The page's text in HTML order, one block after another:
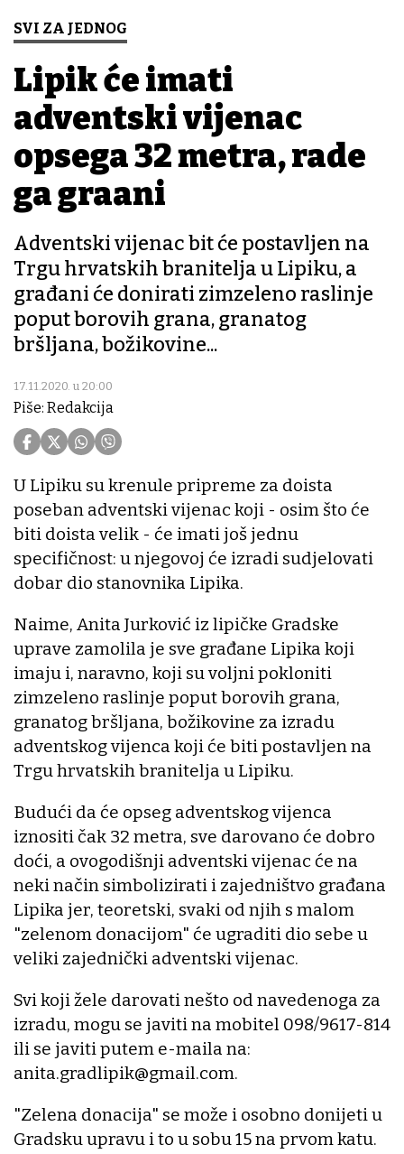
SVI ZA JEDNOG
Lipik će imati
adventski vijenac
opsega 32 metra, rade
ga građani
Adventski vijenac bit će postavljen na
Trgu hrvatskih branitelja u Lipiku, a
građani će donirati zimzeleno raslinje
poput borovih grana, granatog
bršljana, božikovine...
17.11.2020. u 20:00
Piše: Redakcija
U Lipiku su krenule pripreme za doista
poseban adventski vijenac koji - osim što će
biti doista velik - će imati još jednu
specifičnost: u njegovoj će izradi sudjelovati
dobar dio stanovnika Lipika.
Naime, Anita Jurković iz lipičke Gradske
uprave zamolila je sve građane Lipika koji
imaju i, naravno, koji su voljni pokloniti
zimzeleno raslinje poput borovih grana,
granatog bršljana, božikovine za izradu
adventskog vijenca koji će biti postavljen na
Trgu hrvatskih branitelja u Lipiku.
Budući da će opseg adventskog vijenca
iznositi čak 32 metra, sve darovano će dobro
doći, a ovogodišnji adventski vijenac će na
neki način simbolizirati i zajedništvo građana
Lipika jer, teoretski, svaki od njih s malom
"zelenom donacijom" će ugraditi dio sebe u
veliki zajednički adventski vijenac.
Svi koji žele darovati nešto od navedenoga za
izradu, mogu se javiti na mobitel 098/9617-814
ili se javiti putem e-maila na:
anita.gradlipik@gmail.com.
"Zelena donacija" se može i osobno donijeti u
Gradsku upravu i to u sobu 15 na prvom katu.